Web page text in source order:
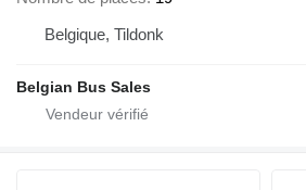
Belgique, Tildonk
Belgian Bus Sales